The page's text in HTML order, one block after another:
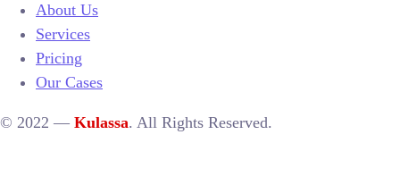
About Us
Services
Pricing
Our Cases
© 2022 — Kulassa. All Rights Reserved.